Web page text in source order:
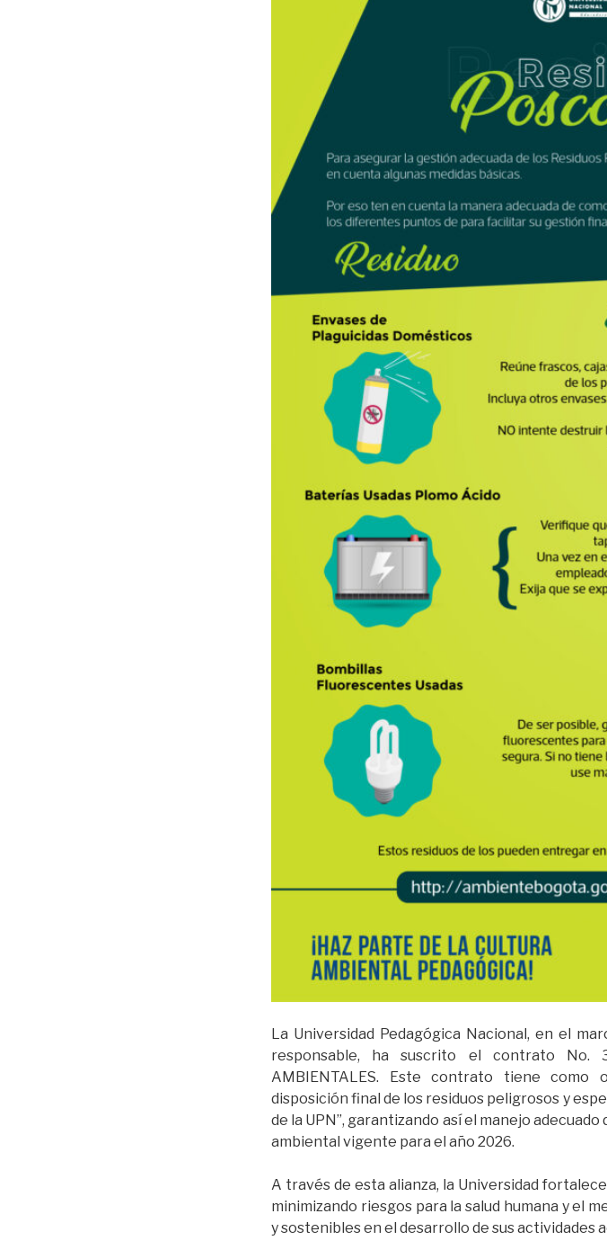
La Universidad Pedagógica Nacional, en el
responsable, ha suscrito el contrato No.
AMBIENTALES. Este contrato tiene
disposición final de los residuos peligrosos y
de la UPN”, garantizando así el manejo
ambiental vigente para el año 2026.
A través de esta alianza, la Universidad
minimizando riesgos para la salud humana y el
y sostenibles en el desarrollo de sus actividades